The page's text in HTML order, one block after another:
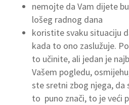
nemojte da Vam dijete
lošeg radnog dana
koristite svaku situaciju
kada to ono zaslužuje.
to učinite, ali jedan je
Vašem pogledu,
ste sretni zbog njega, da
to puno znači, to je veći